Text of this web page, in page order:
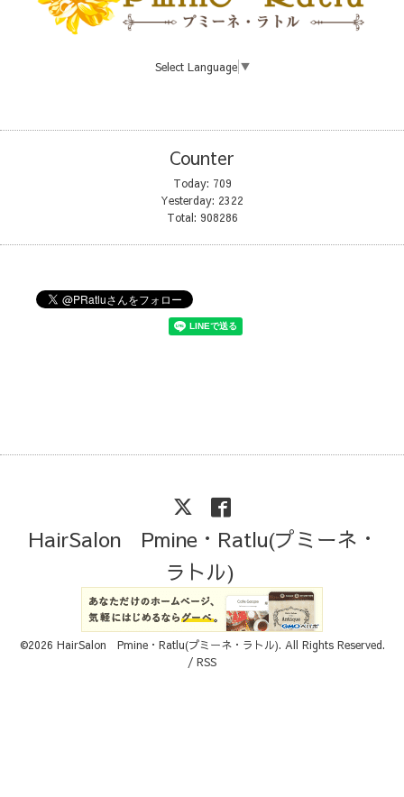
Select Language ▼
Counter
Today: 709
Yesterday: 2322
Total: 908286
HairSalon Pmine・Ratlu(プミーネ・
ラトル)
©2026 HairSalon Pmine・Ratlu(プミーネ・ラトル). All Rights Reserved.
/ RSS